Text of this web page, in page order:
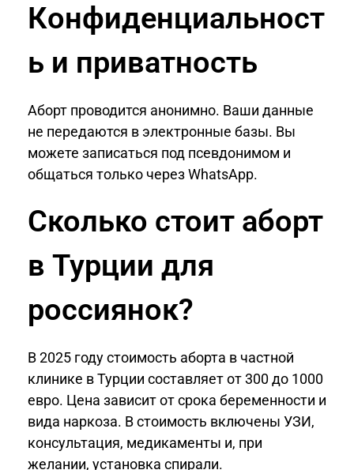
Конфиденциальност
ь и приватность
Аборт проводится анонимно. Ваши данные
не передаются в электронные базы. Вы
можете записаться под псевдонимом и
общаться только через WhatsApp.
Сколько стоит аборт
в Турции для
россиянок?
В 2025 году стоимость аборта в частной
клинике в Турции составляет от 300 до 1000
евро. Цена зависит от срока беременности и
вида наркоза. В стоимость включены УЗИ,
консультация, медикаменты и, при
желании, установка спирали.